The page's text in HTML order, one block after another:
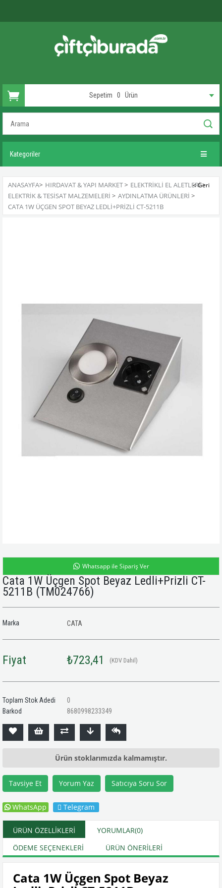
Sepetim 0 Ürün
Kategoriler
ANASAYFA> HIRDAVAT & YAPI MARKET> ELEKTRIKLI EL ALETLERI>
ELEKTRIK & TESISAT MALZEMELERI > AYDINLATMA ÜRÜNLERI >
CATA 1W ÜÇGEN SPOT BEYAZ LEDLI+PRIZLI CT-5211B
Whatsapp ile Sipariş Ver
Cata 1W Üçgen Spot Beyaz Ledli+Prizli CT-
5211B (TM024766)
Marka CATA
Fiyat ₺723,41 (KDV Dahil)
Toplam Stok Adedi
0
Barkod
8680998233349
Ürün stoklarımızda kalmamıştır.
Tavsiye Et Yorum Yaz Satıcıya Soru Sor
WhatsApp Telegram
ÜRÜN ÖZELLIKLERI YORUMLAR(0)
ÖDEME SEÇENEKLERI
ÜRÜN ÖNERILERI
Cata 1W Üçgen Spot Beyaz